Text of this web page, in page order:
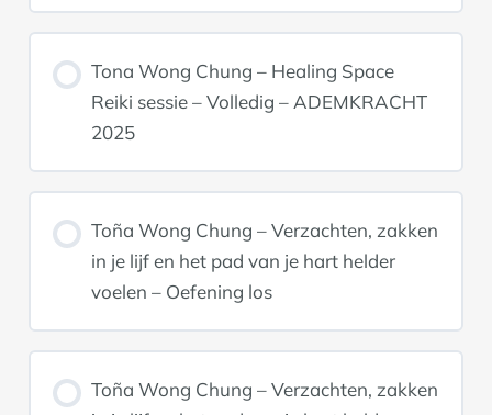
Tona Wong Chung – Healing Space
Reiki sessie – Volledig – ADEMKRACHT
2025
Toña Wong Chung – Verzachten, zakken
in je lijf en het pad van je hart helder
voelen – Oefening los
Toña Wong Chung – Verzachten, zakken